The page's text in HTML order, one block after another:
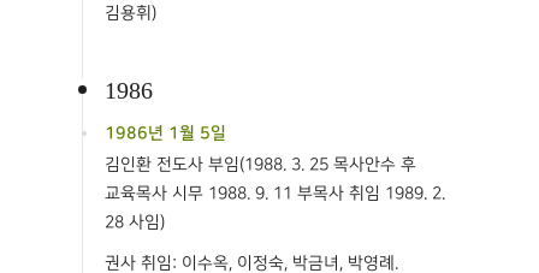
김용휘)
1986
1986년 1월 5일
김인환 전도사 부임(1988. 3. 25 목사안수 후
교육목사 시무 1988. 9. 11 부목사 취임 1989. 2.
28 사임)
권사 취임: 이수옥, 이정숙, 박금녀, 박영례.